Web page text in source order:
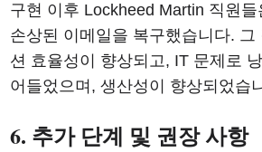
구현 이후 Lockheed Martin 직원
손상된 이메일을 복구했습니다. 그
션 효율성이 향상되고, IT 문제로
어들었으며, 생산성이 향상되었습
6. 추가 단계 및 권장 사항